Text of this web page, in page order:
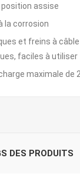
assise
la corrosion
et freins à
faciles à utiliser
maximale de
DES PRODUITS